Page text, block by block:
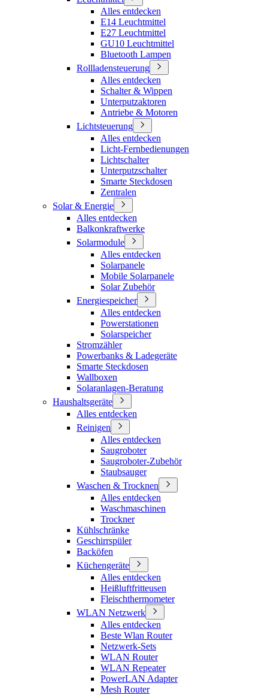
Alles entdecken
E14 Leuchtmittel
E27 Leuchtmittel
GU10 Leuchtmittel
Bluetooth Lampen
Rollladensteuerung
Alles entdecken
Schalter & Wippen
Unterputzaktoren
Antriebe & Motoren
Lichtsteuerung
Alles entdecken
Licht-Fernbedienungen
Lichtschalter
Unterputzschalter
Smarte Steckdosen
Zentralen
Solar & Energie
Alles entdecken
Balkonkraftwerke
Solarmodule
Alles entdecken
Solarpanele
Mobile Solarpanele
Solar Zubehör
Energiespeicher
Alles entdecken
Powerstationen
Solarspeicher
Stromzähler
Powerbanks & Ladegeräte
Smarte Steckdosen
Wallboxen
Solaranlagen-Beratung
Haushaltsgeräte
Alles entdecken
Reinigen
Alles entdecken
Saugroboter
Saugroboter-Zubehör
Staubsauger
Waschen & Trocknen
Alles entdecken
Waschmaschinen
Trockner
Kühlschränke
Geschirrspüler
Backöfen
Küchengeräte
Alles entdecken
Heißluftfritteusen
Fleischthermometer
WLAN Netzwerk
Alles entdecken
Beste Wlan Router
Netzwerk-Sets
WLAN Router
WLAN Repeater
PowerLAN Adapter
Mesh Router